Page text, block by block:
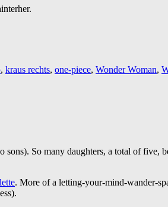
, kraus rechts, one-piece, Wonder Woman,
sons). So many daughters, a total of
. More of a letting-your-mind-wander-